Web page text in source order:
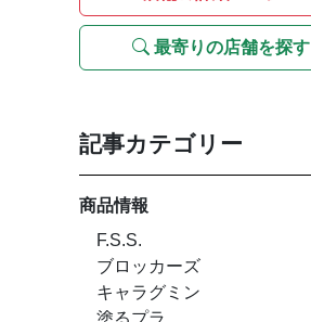
最寄りの店舗を探す
記事カテゴリー
商品情報
F.S.S.
ブロッカーズ
キャラグミン
塗るプラ